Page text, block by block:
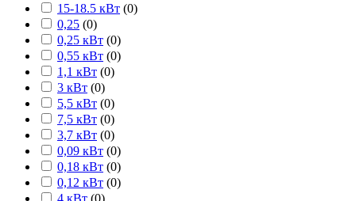
15-18.5 кВт (0)
0,25 (0)
0,25 кВт (0)
0,55 кВт (0)
1,1 кВт (0)
3 кВт (0)
5,5 кВт (0)
7,5 кВт (0)
3,7 кВт (0)
0,09 кВт (0)
0,18 кВт (0)
0,12 кВт (0)
4 кВт (0)